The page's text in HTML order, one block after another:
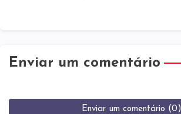
Enviar um comentário
Enviar um comentário (0)